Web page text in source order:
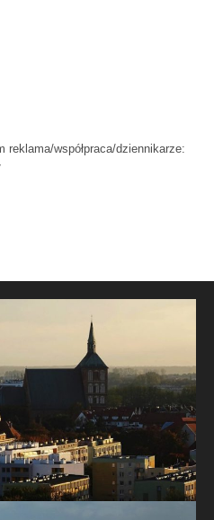
reklama/współpraca/dziennikarze: